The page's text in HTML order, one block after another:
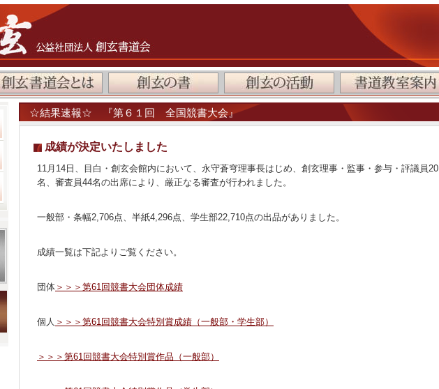
☆結果速報☆ 『第６１回 全国競書大会』
成績が決定いたしました
11月14日、目白・創玄会館内において、永守蒼穹理事長はじめ、創玄理事・監事・参与・評議員20
名、審査員44名の出席により、厳正なる審査が行われました。
一般部・条幅2,706点、半紙4,296点、学生部22,710点の出品がありました。
成績一覧は下記よりご覧ください。
団体 ＞＞＞第61回競書大会団体成績
個人 ＞＞＞第61回競書大会特別賞成績（一般部・学生部）
＞＞＞第61回競書大会特別賞作品（一般部）